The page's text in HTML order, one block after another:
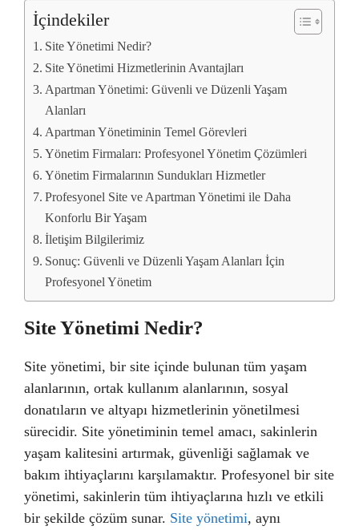
İçindekiler
Site Yönetimi Nedir?
Site Yönetimi Hizmetlerinin Avantajları
Apartman Yönetimi: Güvenli ve Düzenli Yaşam
Alanları
Apartman Yönetiminin Temel Görevleri
Yönetim Firmaları: Profesyonel Yönetim Çözümleri
Yönetim Firmalarının Sundukları Hizmetler
Profesyonel Site ve Apartman Yönetimi ile Daha
Konforlu Bir Yaşam
İletişim Bilgilerimiz
Sonuç: Güvenli ve Düzenli Yaşam Alanları İçin
Profesyonel Yönetim
Site Yönetimi Nedir?
Site yönetimi, bir site içinde bulunan tüm yaşam
alanlarının, ortak kullanım alanlarının, sosyal
donatıların ve altyapı hizmetlerinin yönetilmesi
sürecidir. Site yönetiminin temel amacı, sakinlerin
yaşam kalitesini artırmak, güvenliği sağlamak ve
bakım ihtiyaçlarını karşılamaktır. Profesyonel bir site
yönetimi, sakinlerin tüm ihtiyaçlarına hızlı ve etkili
bir şekilde çözüm sunar. Site yönetimi, aynı